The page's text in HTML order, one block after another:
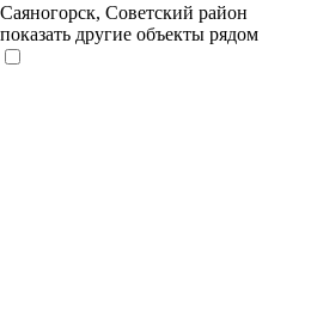
Саяногорск, Советский район
показать другие объекты рядом